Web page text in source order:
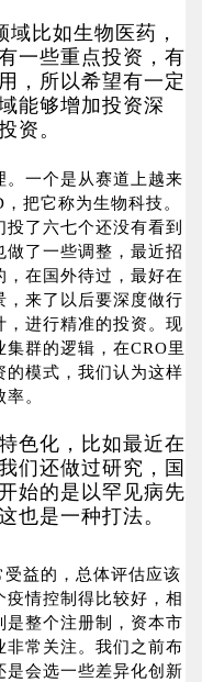
比如生物医药，
一些重点投资，有
，所以希望有一定
能够增加投资深
资。
。一个是从赛道上越来
把它称为生物科技。
了六七个还没有看到
了一些调整，最近招
在国外待过，最好在
，来了以后要深度做行
，进行精准的投资。现
群的逻辑，在CRO里
的模式，我们认为这样
。
色化，比如最近在
们还做过研究，国
始的是以罕见病先
也是一种打法。
益的，总体评估应该
情控制得比较好，相
是整个注册制，资本市
非常关注。我们之前布
是会选一些差异化创新